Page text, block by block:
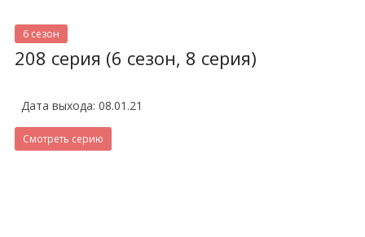
6 сезон
208 серия (6 сезон, 8 серия)
Дата выхода: 08.01.21
Смотреть серию